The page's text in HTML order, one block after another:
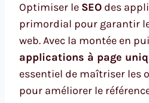
Optimiser le SEO des
primordial pour garantir
web. Avec la montée en
applications à page
essentiel de maîtriser les
pour améliorer le